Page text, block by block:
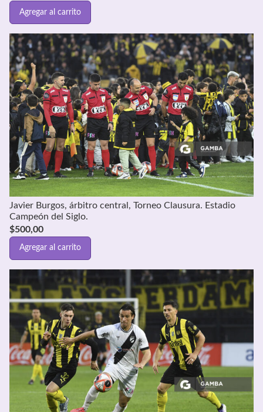
Agregar al carrito
Javier Burgos, árbitro central, Torneo Clausura. Estadio
Campeón del Siglo.
$500,00
Agregar al carrito